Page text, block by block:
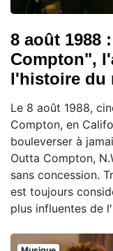
8 août 1988
Compton",
l'histoire du
Le 8 août 1988,
Compton, en
bouleverser à
Outta Compton,
sans concession.
est toujours
plus influentes de